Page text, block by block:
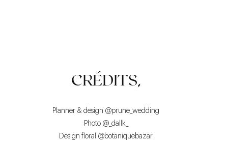
LES ACCESSOIRES
POLYVALENCE
LES SOULIERS
CRÉDITS,
Planner & design @prune_wedding
Photo @_dallk_
Design floral @botaniquebazar